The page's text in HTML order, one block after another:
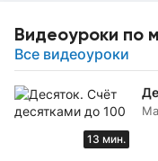
Видеоуроки по
Все видеоуроки
13 мин.